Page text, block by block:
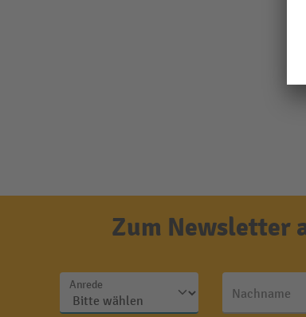
Zum Newsletter
Anrede
Nachname